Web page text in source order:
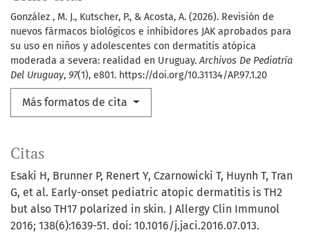
González , M. J., Kutscher, P., & Acosta, A. (2026). Revisión de
nuevos fármacos biológicos e inhibidores JAK aprobados para
su uso en niños y adolescentes con dermatitis atópica
moderada a severa: realidad en Uruguay.Archivos De Pediatría
Del Uruguay, 97(1), e801. https://doi.org/10.31134/AP.97.1.20
Más formatos de cita
Citas
Esaki H, Brunner P, Renert Y, Czarnowicki T, Huynh T, Tran
G, et al. Early-onset pediatric atopic dermatitis is TH2
but also TH17 polarized in skin. J Allergy Clin Immunol
2016; 138(6):1639-51. doi: 10.1016/j.jaci.2016.07.013.